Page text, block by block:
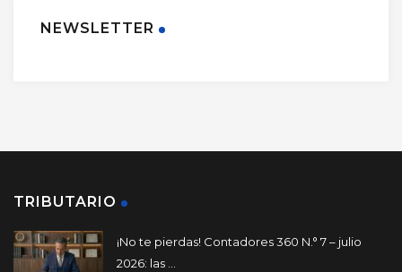
NEWSLETTER
TRIBUTARIO
¡No te pierdas! Contadores 360 N.° 7 – julio
2026: las ...